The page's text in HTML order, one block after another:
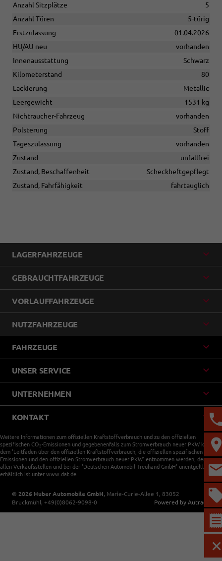
Anzahl Sitzplätze
5
Anzahl Türen
5-türig
Erstzulassung
01.04.2026
HU/AU neu
vorhanden
Innenausstattung
Schwarz
Kilometerstand
80
Lackierung
Metallic
Leergewicht
1531 kg
Nichtraucher-Fahrzeug
vorhanden
Polsterung
Stoff
Tageszulassung
vorhanden
Zustand
unfallfrei
Zustand, Beschaffenheit
Scheckheftgepflegt
Zustand, Fahrfähigkeit
fahrtauglich
LAGERFAHRZEUGE
GEBRAUCHTFAHRZEUGE
VORLAUFFAHRZEUGE
NUTZFAHRZEUGE
FAHRZEUGE
UNSER SERVICE
UNTERNEHMEN
KONTAKT
Weitere Informationen zum offiziellen Kraftstoffverbrauch und zu den offiziellen
spezifischen CO 2-Emissionen und gegebenenfalls zum Stromverbrauch neuer PKW können
dem 'Leitfaden über den offiziellen Kraftstoffverbrauch, die offiziellen spezifischen CO
-
Emissionen und den offiziellen Stromverbrauch neuer PKW' entnommen werden, der an
allen Verkaufsstellen und bei der 'Deutschen Automobil Treuhand GmbH' unentgeltlich
erhältlich ist unter www.dat.de.
© 2026 Huber Automobile GmbH, Marie-Curie-Allee 1 , 83052
Bruckmühl, +49(0)8062-9098-0 Powered by Autrado